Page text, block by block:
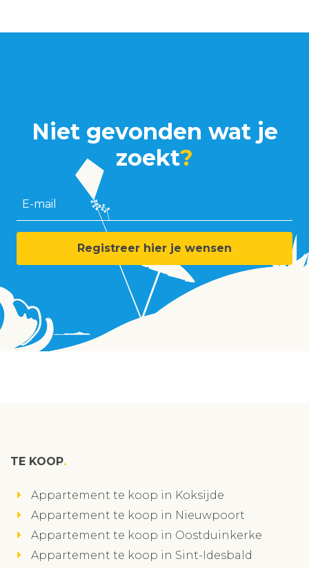
Niet gevonden wat je
zoekt?
E-mail
Registreer hier je wensen
TE KOOP
Appartement te koop in Koksijde
Appartement te koop in Nieuwpoort
Appartement te koop in Oostduinkerke
Appartement te koop in Sint-Idesbald